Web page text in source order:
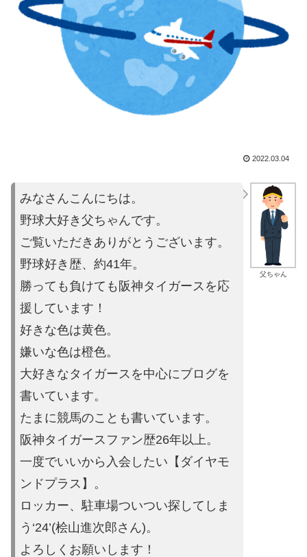
2022.03.04
父ちゃん
みなさんこんにちは。
野球大好き父ちゃんです。
ご覧いただきありがとうございます。
野球好き歴、約41年。
勝っても負けても阪神タイガースを応
援しています！
好きな色は黄色。
嫌いな色は橙色。
大好きなタイガースを中心にブログを
書いています。
たまに競馬のことも書いています。
阪神タイガースファン歴26年以上。
一度でいいから入会したい【ダイヤモ
ンドプラス】。
ロッカー、駐車場ついつい探してしま
う‘24’(桧山進次郎さん)。
よろしくお願いします！